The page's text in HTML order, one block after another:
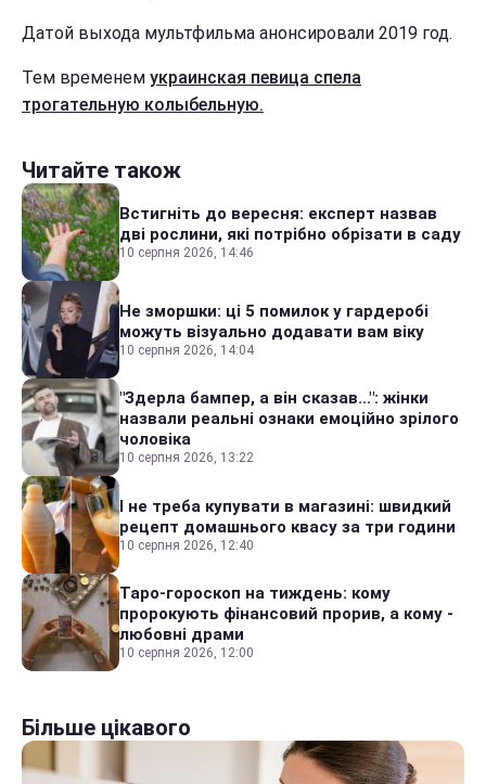
Датой выхода мультфильма анонсировали 2019 год.
Тем временем украинская певица спела
трогательную колыбельную.
Читайте також
Встигніть до вересня: експерт назвав
дві рослини, які потрібно обрізати в саду
10 серпня 2026, 14:46
Не зморшки: ці 5 помилок у гардеробі
можуть візуально додавати вам віку
10 серпня 2026, 14:04
"Здерла бампер, а він сказав...": жінки
назвали реальні ознаки емоційно зрілого
чоловіка
10 серпня 2026, 13:22
І не треба купувати в магазині: швидкий
рецепт домашнього квасу за три години
10 серпня 2026, 12:40
Таро-гороскоп на тиждень: кому
пророкують фінансовий прорив, а кому -
любовні драми
10 серпня 2026, 12:00
Більше цікавого